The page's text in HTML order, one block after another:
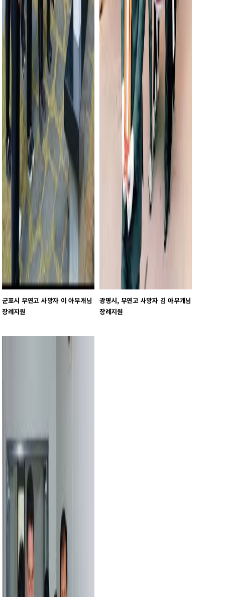
군포시 무연고 사망자 이 아무개님
장례지원
광명시, 무연고 사망자 김 아무개님
장례지원